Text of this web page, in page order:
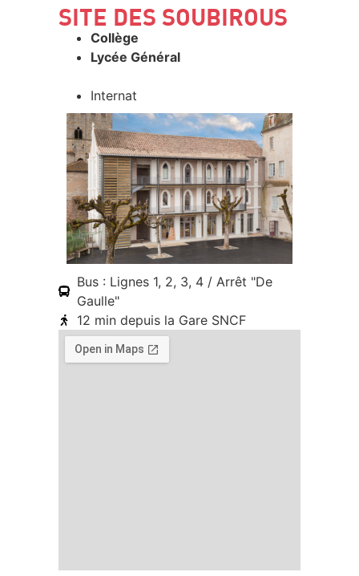
SITE DES SOUBIROUS
Collège
Lycée Général
Internat
Bus : Lignes 1, 2, 3, 4 / Arrêt "De
Gaulle"
12 min depuis la Gare SNCF